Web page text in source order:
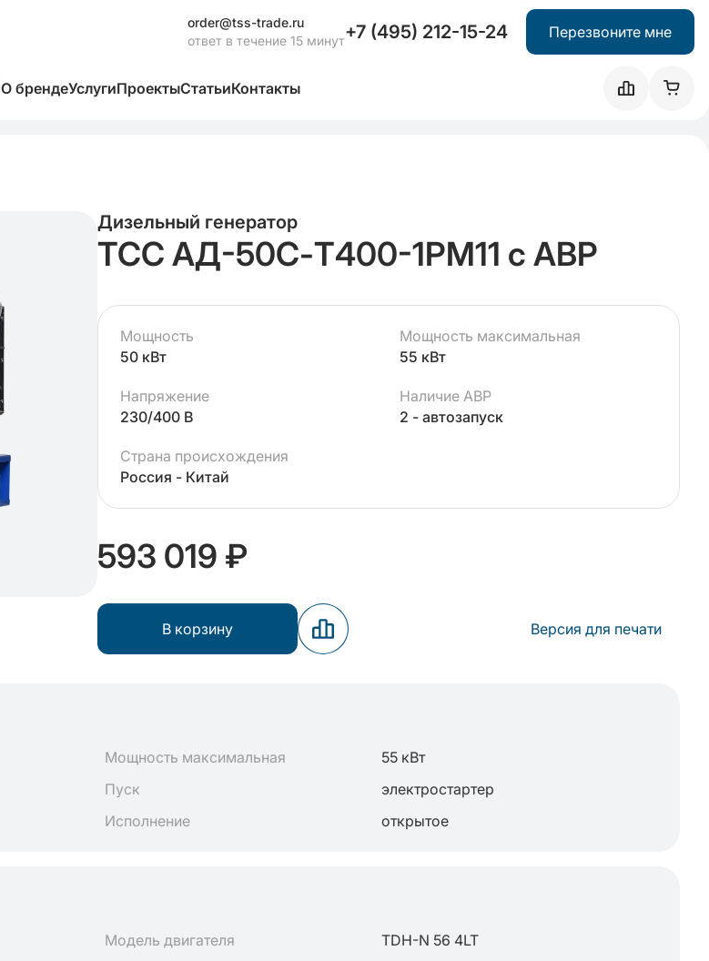
order@tss-trade.ru
ответ в течение 15 минут+7 (495) 212-15-24 Перезвоните мне
О брендеУслугиПроектыСтатьиКонтакты
Дизельный генератор
ТСС АД-50С-Т400-1РМ11 с АВР
Мощность
50 кВт
Мощность максимальная
55 кВт
Напряжение
230/400 В
Наличие АВР
2 - автозапуск
Страна происхождения
Россия - Китай
593 019 ₽
В корзину Версия для печати
Мощность максимальная
55 кВт
Пуск
электростартер
Исполнение открытое
Модель двигателя
TDH-N 56 4LT